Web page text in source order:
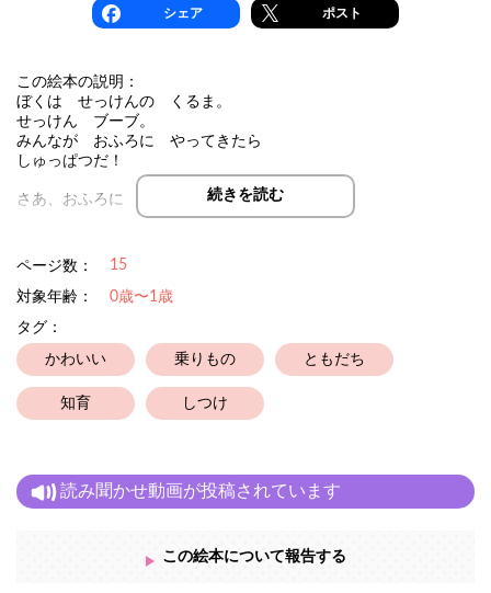
シェア ポスト
この絵本の説明：
ぼくは せっけんの くるま。
せっけん ブーブ。
みんなが おふろに やってきたら
しゅっぱつだ！
さあ、おふろに はいってきたのは、だれかな？
お風呂が大好きな子もいれば、お風呂が嫌いな子、シャワーが苦
手な子もいますよね。
でも大丈夫！
てしまうんです！
★ ★ ★ ★ ★
うちの子がまだヨチヨチ歩きだったころ、子どもの好きな「ブー
描き起こしました。
まだヨチヨチ歩きの小さな子どもたちに届きますように。
続きを読む
ページ数： 15
対象年齢：
0歳〜1歳
タグ：
かわいい 乗りもの ともだち
知育 しつけ
読み聞かせ動画が投稿されています
この絵本について報告する